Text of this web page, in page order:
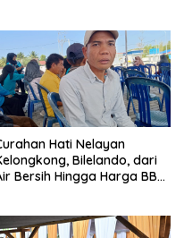
Hati Nelayan
Bilelando, dari
Bersih Hingga Harga BBM